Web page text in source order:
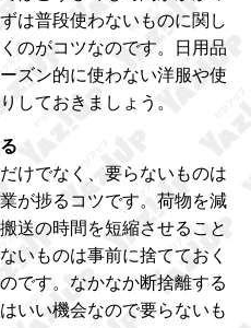
は普段使わないものに関し
のがコツなのです。日用品
ズン的に使わない洋服や使
しておきましょう。
けでなく、要らないものは
が捗るコツです。荷物を減
送の時間を短縮させること
いものは事前に捨てておく
です。なかなか断捨離する
いい機会なので要らないも